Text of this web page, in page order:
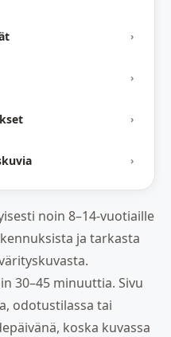
›
›
›
›
noin 8–14-vuotiaille
ja tarkasta
30–45 minuuttia. Sivu
odotustilassa tai
koska kuvassa